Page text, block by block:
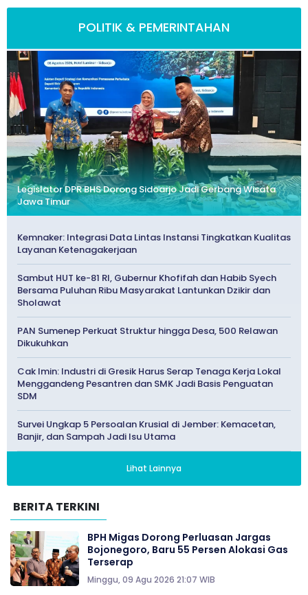
POLITIK & PEMERINTAHAN
Legislator DPR BHS Dorong Sidoarjo Jadi Gerbang Wisata
Jawa Timur
Kemnaker: Integrasi Data Lintas Instansi Tingkatkan Kualitas
Layanan Ketenagakerjaan
Sambut HUT ke-81 RI, Gubernur Khofifah dan Habib Syech
Bersama Puluhan Ribu Masyarakat Lantunkan Dzikir dan
Sholawat
PAN Sumenep Perkuat Struktur hingga Desa, 500 Relawan
Dikukuhkan
Cak Imin: Industri di Gresik Harus Serap Tenaga Kerja Lokal
Menggandeng Pesantren dan SMK Jadi Basis Penguatan
SDM
Survei Ungkap 5 Persoalan Krusial di Jember: Kemacetan,
Banjir, dan Sampah Jadi Isu Utama
Lihat Lainnya
BERITA TERKINI
BPH Migas Dorong Perluasan Jargas
Bojonegoro, Baru 55 Persen Alokasi Gas
Terserap
Minggu, 09 Agu 2026 21:07 WIB